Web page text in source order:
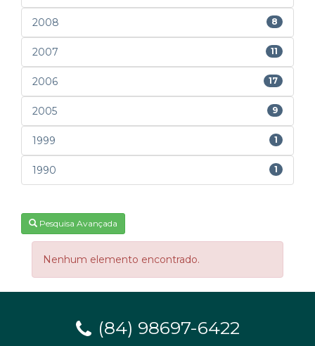
2008 8
2007 11
2006 17
2005 9
1999 1
1990 1
Pesquisa Avançada
Nenhum elemento encontrado.
(84) 98697-6422